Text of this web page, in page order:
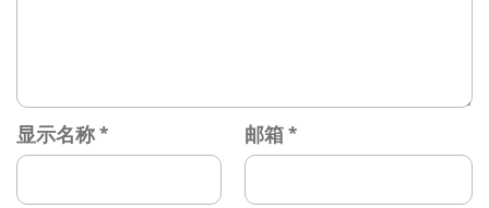
显示名称* 邮箱*